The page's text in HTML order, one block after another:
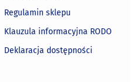
Regulamin sklepu
Klauzula informacyjna RODO
Deklaracja dostępności